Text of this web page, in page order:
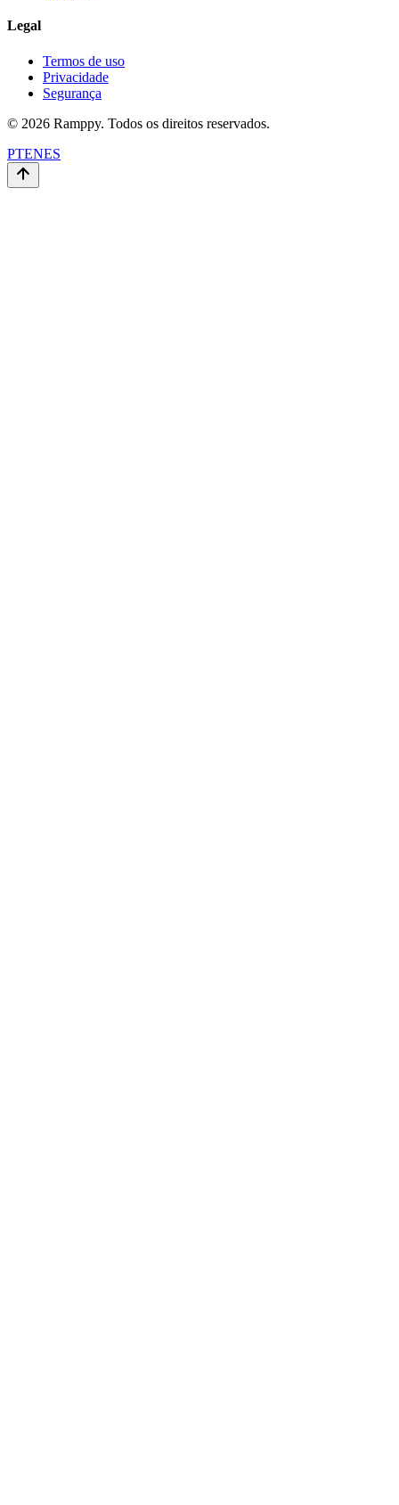
Legal
Termos de uso
Privacidade
Segurança
© 2026 Ramppy. Todos os direitos reservados.
PTENES